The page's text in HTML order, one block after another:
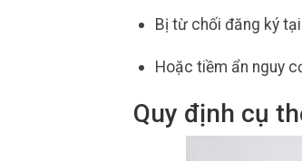
Bị từ chối đăng ký
Hoặc tiềm ẩn nguy
Quy định cụ